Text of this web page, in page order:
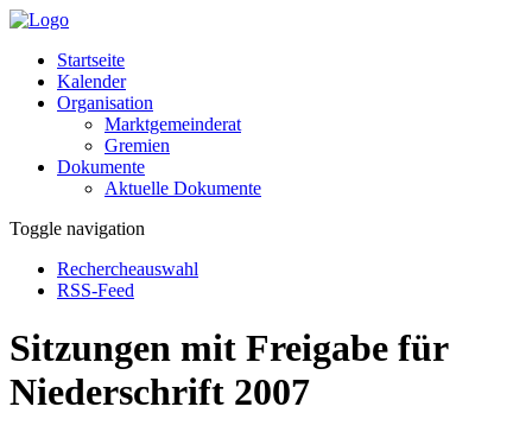
Startseite
Kalender
Organisation
Marktgemeinderat
Gremien
Dokumente
Aktuelle Dokumente
Toggle navigation
Rechercheauswahl
RSS-Feed
Sitzungen mit Freigabe für
Niederschrift 2007